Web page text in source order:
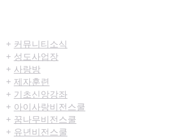
+ 커뮤니티​소식
+ 성도사업장
+ 사랑방
+ 제자훈련
+ 기초신앙강좌
+ 아이사랑비전스쿨
+ 꿈나무비전스쿨
+ 유년비전스쿨